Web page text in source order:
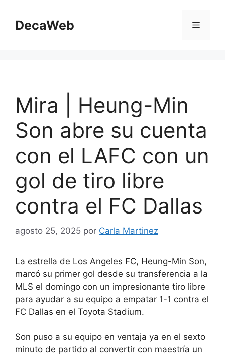
contenido
DecaWeb Menú
Mira | Heung-Min
Son abre su cuenta
con el LAFC con un
gol de tiro libre
contra el FC Dallas
agosto 25, 2025 por Carla Martinez
La estrella de Los Angeles FC, Heung-Min Son,
marcó su primer gol desde su transferencia a la
MLS el domingo con un impresionante tiro libre
para ayudar a su equipo a empatar 1-1 contra el
FC Dallas en el Toyota Stadium.
Son puso a su equipo en ventaja ya en el sexto
minuto de partido al convertir con maestría un